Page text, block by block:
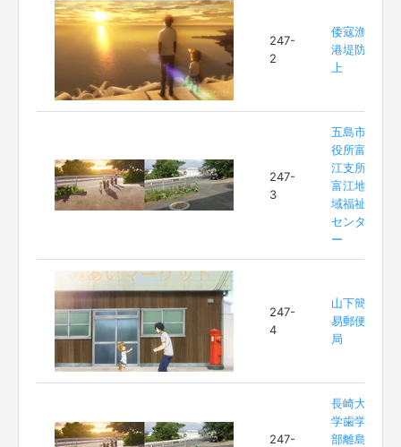
247-
2
倭寇漁
港堤防
上
247-
3
五島市
役所富
江支所
富江地
域福祉
センタ
ー
247-
4
山下簡
易郵便
局
247-
長崎大
学歯学
部離島